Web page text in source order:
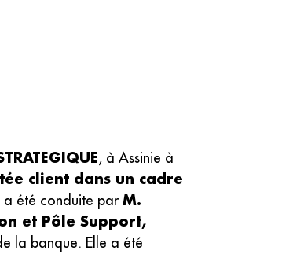
, à Assinie à
client dans un cadre
été conduite parM.
et Pôle Support,
la banque. Elle a été